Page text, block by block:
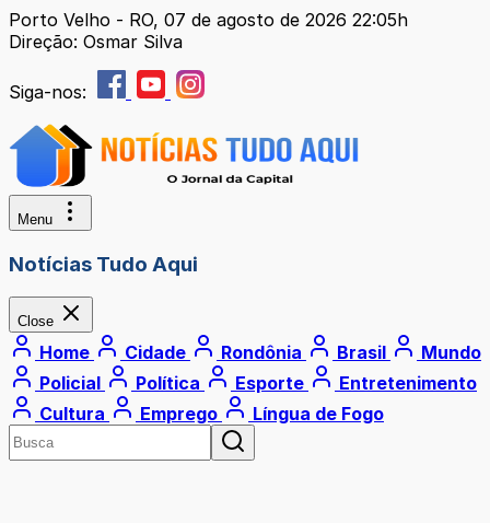
Porto Velho - RO, 07 de agosto de 2026 22:05h
Direção: Osmar Silva
Siga-nos:
Menu
Notícias Tudo Aqui
Close
Home Cidade Rondônia Brasil
Mundo
Policial
Política Esporte
Entretenimento
Cultura
Emprego Língua de Fogo